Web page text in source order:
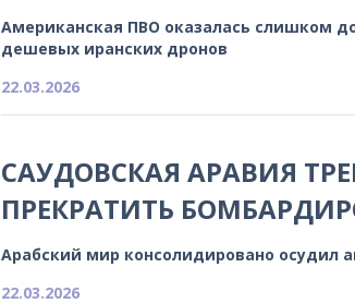
Американская ПВО оказалась слишком
дешевых иранских дронов
22.03.2026
САУДОВСКАЯ АРАВИЯ
ПРЕКРАТИТЬ
Арабский мир консолидировано осудил
22.03.2026